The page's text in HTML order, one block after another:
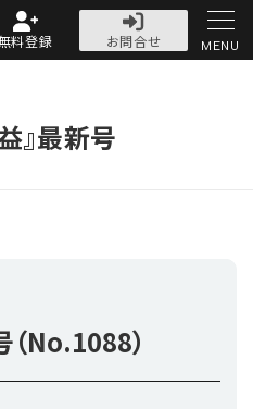
公益・一般法人オ
料登録
お問合せ
MENU
』最新号
No.1088）